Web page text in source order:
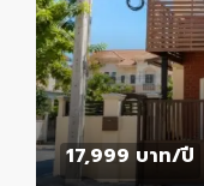
17,999 บาท/ปี